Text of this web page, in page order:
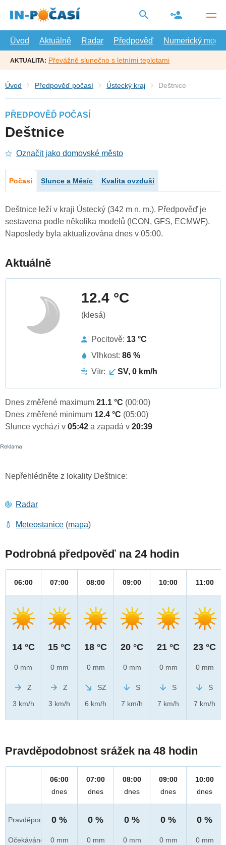
hlavní
Úvod
Aktuálně Radar Předpověď Numerický model
AKTUALITA: Převážně slunečno s letními teplotami
Úvod Předpověď počasí Ústecký kraj Deštnice
PŘEDPOVĚĎ POČASÍ
Deštnice
Označit jako domovské město
Počasí Slunce a Měsíc Kvalita ovzduší
Deštnice leží v kraji Ústecký (342 m n. m.). Předpověď je
sestavena podle několika modelů (ICON, GFS, ECMWF).
Naposledy byla aktualizována dnes v 05:00.
Aktuálně
12.4 °C
(klesá)
Pocitově: 13 °C
Vlhkost: 86 %
Vítr:
SV, 0 km/h
Dnes změřené maximum 21.1 °C (00:00)
Dnes změřené minimum 12.4 °C (05:00)
Slunce vychází v 05:42 a zapadá v 20:39
Nepřehlédněte z lokality Deštnice:
Radar
Meteostanice (mapa)
Podrobná předpověď na 24 hodin
06:00
14 °C
0 mm
Z
3 km/h
07:00
15 °C
0 mm
Z
3 km/h
08:00
18 °C
0 mm
SZ
6 km/h
09:00
20 °C
0 mm
S
7 km/h
10:00
21 °C
0 mm
S
7 km/h
11:00
23 °C
0 mm
S
7 km/h
Pravděpodobnost srážek na 48 hodin
Pravděpod.
Očekáváno
06:00
dnes
0 %
0 mm
07:00
dnes
0 %
0 mm
08:00
dnes
0 %
0 mm
09:00
dnes
0 %
0 mm
10:00
dnes
0 %
0 mm